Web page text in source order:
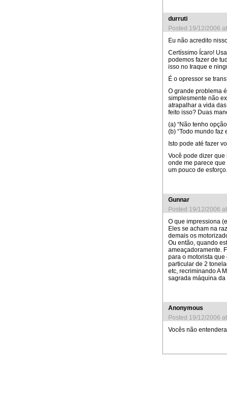
durruti
Posted 19/12/2006
Eu não acredito
Certíssimo Ícaro!
podemos fazer de
isso no Iraque e
É o opressor se
O grande problema
simplesmente não
atrapalhar a vida
feito isso? Duas
(a) “Não tenho
(b) “Todo mundo faz
Isto pode até fazer
Você pode dizer
onde me parece
um pouco de esforço.
Gunnar
Posted 19/12/2006
O que impressiona
Eles se acham na
demais os
Ou então, quando
ameaçadoramente.
para o motorista
particular de 2
etc, recriminando A
sagrada máquina
Anonymous
Posted 19/12/2006
Vocês não